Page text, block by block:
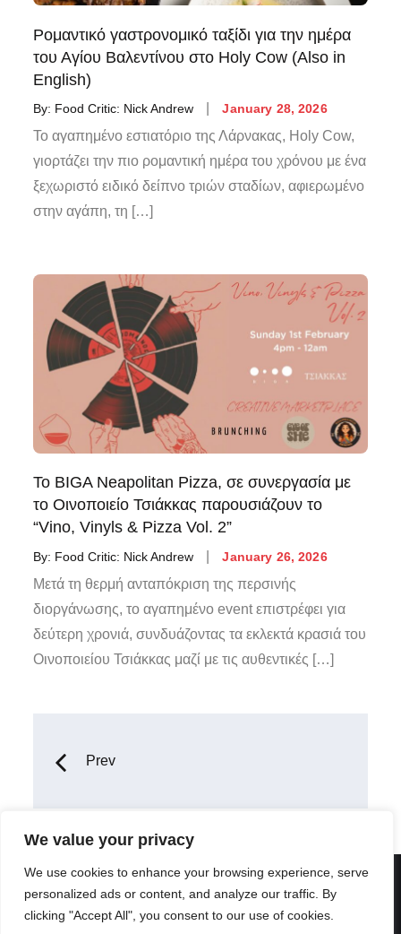
We value your privacy
We use cookies to enhance your browsing experience, serve
personalized ads or content, and analyze our traffic. By
clicking "Accept All", you consent to our use of cookies.
Ρομαντικό γαστρονομικό ταξίδι για την ημέρα
του Αγίου Βαλεντίνου στο Holy Cow (Also in
English)
By: Food Critic: Nick Andrew January 28, 2026
Το αγαπημένο εστιατόριο της Λάρνακας, Holy Cow,
γιορτάζει την πιο ρομαντική ημέρα του χρόνου με ένα
ξεχωριστό ειδικό δείπνο τριών σταδίων, αφιερωμένο
στην αγάπη, τη […]
Το BIGA Neapolitan Pizza, σε συνεργασία με
το Οινοποιείο Τσιάκκας παρουσιάζουν το
“Vino, Vinyls & Pizza Vol. 2”
By: Food Critic: Nick Andrew January 26, 2026
Μετά τη θερμή ανταπόκριση της περσινής
διοργάνωσης, το αγαπημένο event επιστρέφει για
δεύτερη χρονιά, συνδυάζοντας τα εκλεκτά κρασιά του
Οινοποιείου Τσιάκκας μαζί με τις αυθεντικές […]
Prev